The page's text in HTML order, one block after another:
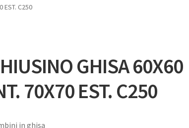
EST. C250
GHISA 60X60
70X70 EST. C250
in ghisa